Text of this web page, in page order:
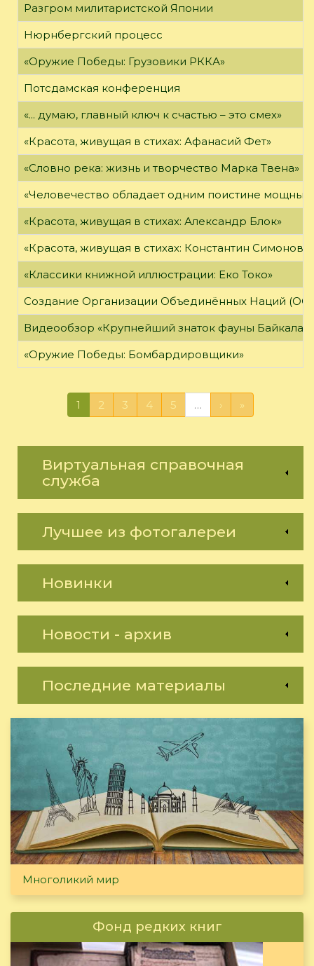
Разгром милитаристской Японии
Нюрнбергский процесс
«Оружие Победы: Грузовики РККА»
Потсдамская конференция
«... думаю, главный ключ к счастью – это смех»
«Красота, живущая в стихах: Афанасий Фет»
«Словно река: жизнь и творчество Марка Твена»
«Человечество обладает одним поистине
«Красота, живущая в стихах: Александр Блок»
«Красота, живущая в стихах: Константин Симонов»
«Классики книжной иллюстрации: Еко Токо»
Создание Организации Объединённых Наций
Видеообзор «Крупнейший знаток фауны Байкала»
«Оружие Победы: Бомбардировщики»
1 2 3 4 5 … › »
Виртуальная справочная
служба
Лучшее из фотогалереи
Новинки
Новости - архив
Последние материалы
Многоликий мир
Фонд редких книг